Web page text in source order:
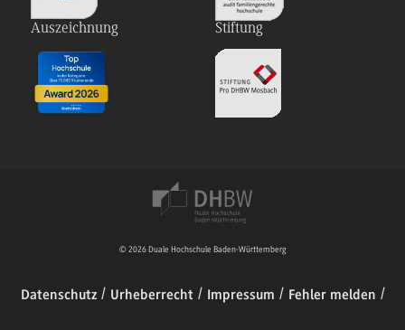
Auszeichnung Stiftung
© 2026 Duale Hochschule Baden-Württemberg
Datenschutz Urheberrecht Impressum Fehler melden